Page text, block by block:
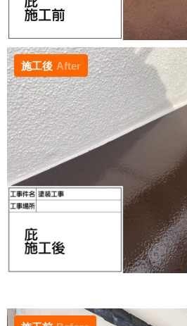
施工後 After